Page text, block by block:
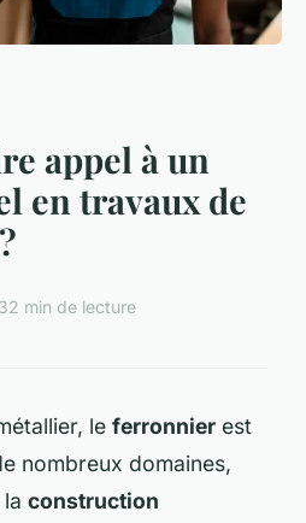
appel à un
en travaux de
2 min de lecture
le ferronnier est
nombreux domaines,
construction